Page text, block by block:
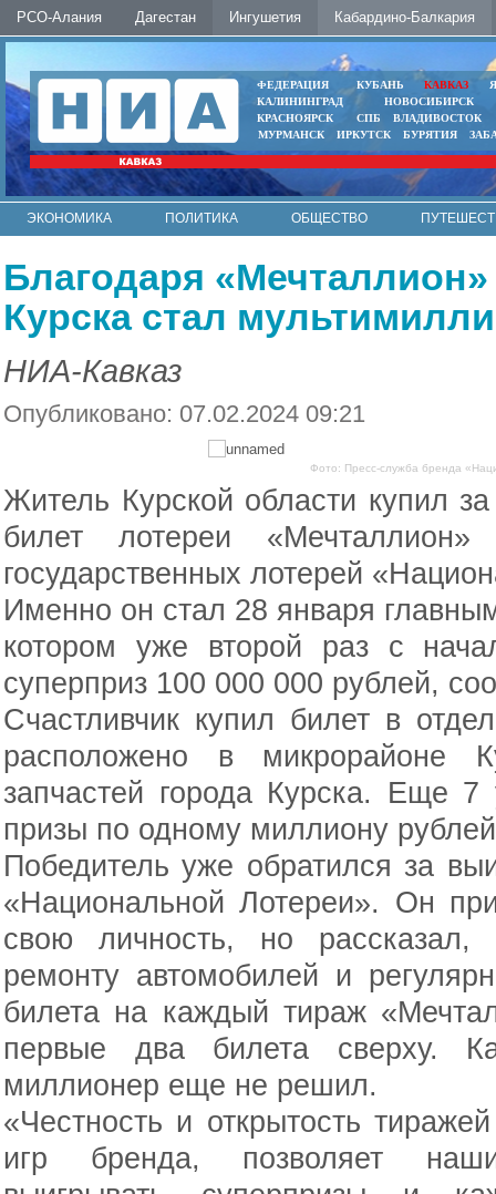
РСО-Алания Дагестан Ингушетия Кабардино-Балкария
ФЕДЕРАЦИЯ КУБАНЬ КАВКАЗ
КАЛИНИНГРАД
НОВОСИБИРСК
КРАСНОЯРСК
СПБ
ВЛАДИВОСТОК
МУРМАНСК
ИРКУТСК БУРЯТИЯ
ЭКОНОМИКА ПОЛИТИКА ОБЩЕСТВО
Благодаря
Курска стал
НИА-Кавказ
Опубликовано: 07.02.2024 09:21
Фото: Пресс-служба бренда
Житель Курской области купил
билет лотереи
государственных лотерей
Именно он стал 28 января
котором уже второй раз с
суперприз 100 000 000 рублей,
Счастливчик купил билет в
расположено в микрорайоне
запчастей города Курска. Еще 7
призы по одному миллиону
Победитель уже обратился за
«Национальной Лотереи». Он
свою личность, но
ремонту автомобилей и
билета на каждый тираж
первые два билета сверху.
миллионер еще не решил.
«Честность и открытость
игр бренда, позволяет